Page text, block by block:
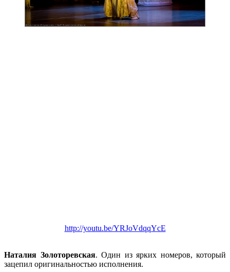
http://youtu.be/YRJoVdqqYcE
Наталия Золоторевская. Один из ярких номеров, который
зацепил оригинальностью исполнения.